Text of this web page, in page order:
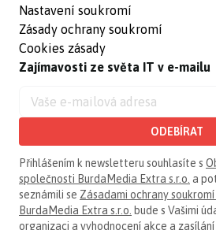
Nastavení soukromí
Zásady ochrany soukromí
Cookies zásady
Zajímavosti ze světa IT v e-mailu
ODEBÍRAT
Přihlášením k newsletteru souhlasíte s
společnosti BurdaMedia Extra s.r.o. a
seznámili se Zásadami ochrany
BurdaMedia Extra s.r.o. bude s Vašimi
organizaci a vyhodnocení akce a zasílání